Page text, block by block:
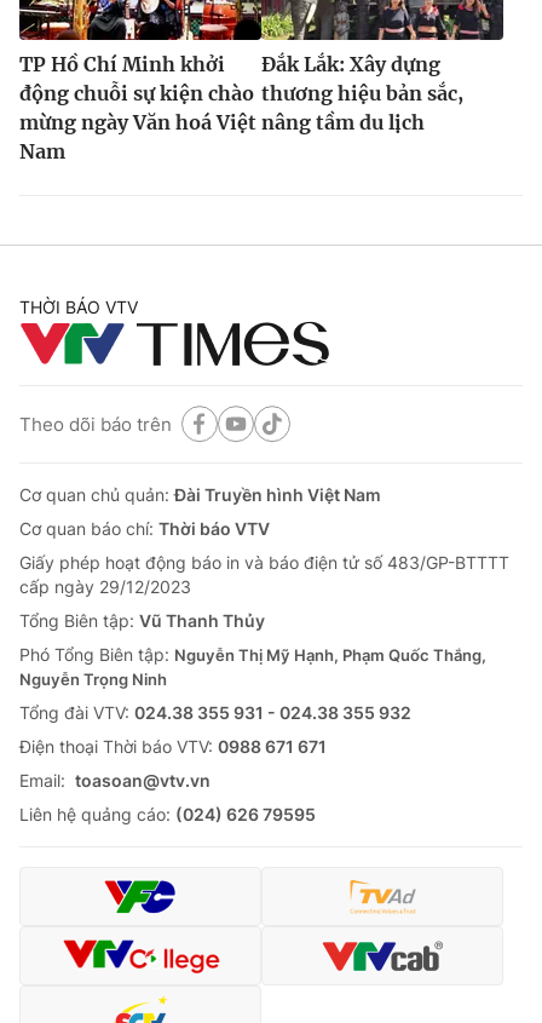
TP Hồ Chí Minh khởi
động chuỗi sự kiện chào
mừng ngày Văn hoá Việt
Nam
Đắk Lắk: Xây dựng
thương hiệu bản sắc,
nâng tầm du lịch
THỜI BÁO VTV
Theo dõi báo trên
Cơ quan chủ quản:Đài Truyền hình Việt Nam
Cơ quan báo chí: Thời báo VTV
Giấy phép hoạt động báo in và báo điện tử số 483/GP-BTTTT
cấp ngày 29/12/2023
Tổng Biên tập: Vũ Thanh Thủy
Phó Tổng Biên tập: Nguyễn Thị Mỹ Hạnh, Phạm Quốc Thắng,
Nguyễn Trọng Ninh
Tổng đài VTV: 024.38 355 931 - 024.38 355 932
Ðiện thoại Thời báo VTV: 0988 671 671
Email: toasoan@vtv.vn
Liên hệ quảng cáo: (024) 626 79595